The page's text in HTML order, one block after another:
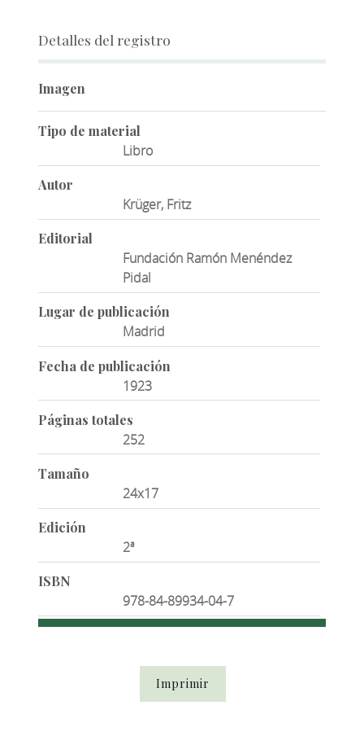
Detalles del registro
Imagen
Tipo de material
Libro
Autor
Krüger, Fritz
Editorial
Fundación Ramón Menéndez
Pidal
Lugar de publicación
Madrid
Fecha de publicación
1923
Páginas totales
252
Tamaño
24x17
Edición
2ª
ISBN
978-84-89934-04-7
Imprimir